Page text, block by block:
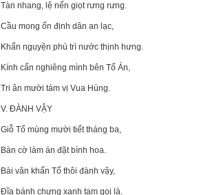
Tàn nhang, lệ nến giọt rưng rưng.
Cầu mong ổn định dân an lạc,
Khấn nguyện phù trì nước thịnh hưng.
Kính cẩn nghiêng mình bên Tổ Án,
Tri ân mười tám vị Vua Hùng.
V. ĐÀNH VẬY
Giỗ Tổ mùng mười tiết tháng ba,
Bàn cờ làm án đặt bình hoa.
Bài văn khấn Tổ thôi đành vậy,
Đĩa bánh chưng xanh tạm gọi là.